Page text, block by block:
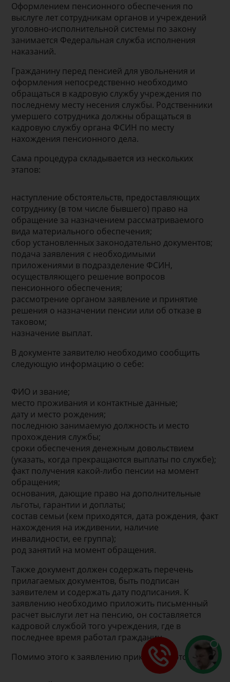
Оформлением пенсионного обеспечения по
выслуге лет сотрудникам органов и учреждений
уголовно-исполнительной системы по закону
занимается Федеральная служба исполнения
наказаний.
Гражданину перед пенсией для увольнения и
оформления непосредственно необходимо
обращаться в кадровую службу учреждения по
последнему месту несения службы. Родственники
умершего сотрудника должны обращаться в
кадровую службу органа ФСИН по месту
нахождения пенсионного дела.
Сама процедура складывается из нескольких
этапов:
наступление обстоятельств, предоставляющих
сотруднику (в том числе бывшего) право на
обращение за назначением рассматриваемого
вида материального обеспечения;
сбор установленных законодательно документов;
подача заявления с необходимыми
приложениями в подразделение ФСИН,
осуществляющего решение вопросов
пенсионного обеспечения;
рассмотрение органом заявление и принятие
решения о назначении пенсии или об отказе в
таковом;
назначение выплат.
В документе заявителю необходимо сообщить
следующую информацию о себе:
ФИО и звание;
место проживания и контактные данные;
дату и место рождения;
последнюю занимаемую должность и место
прохождения службы;
сроки обеспечения денежным довольствием
(указать, когда прекращаются выплаты по службе);
факт получения какой-либо пенсии на момент
обращения;
основания, дающие право на дополнительные
льготы, гарантии и доплаты;
состав семьи (кем приходятся, дата рождения, факт
нахождения на иждивении, наличие
инвалидности, ее группа);
род занятий на момент обращения.
Также документ должен содержать перечень
прилагаемых документов, быть подписан
заявителем и содержать дату подписания. К
заявлению необходимо приложить письменный
расчет выслуги лет на пенсию, он составляется
кадровой службой того учреждения, где в
последнее время работал гражданин.
Помимо этого к заявлению прикладываются: